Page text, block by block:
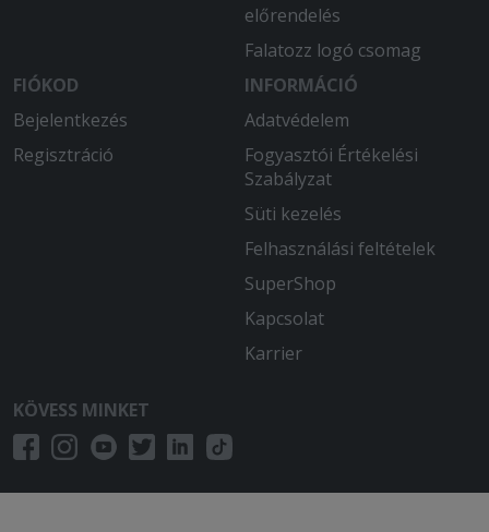
előrendelés
Falatozz logó csomag
FIÓKOD
Bejelentkezés
Regisztráció
INFORMÁCIÓ
Adatvédelem
Fogyasztói Értékelési
Szabályzat
Süti kezelés
Felhasználási feltételek
SuperShop
Kapcsolat
Karrier
KÖVESS MINKET